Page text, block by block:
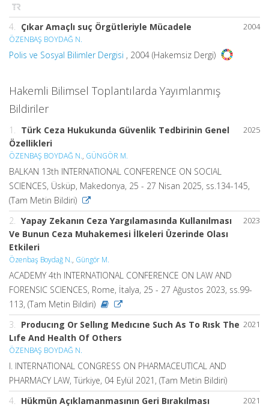
2004
4. Çıkar Amaçlı suç Örgütleriyle Mücadele
ÖZENBAŞ BOYDAĞ N.
Polis ve Sosyal Bilimler Dergisi , 2004 (Hakemsiz Dergi)
Hakemli Bilimsel Toplantılarda Yayımlanmış
Bildiriler
2025
1.
Türk Ceza Hukukunda Güvenlik Tedbirinin Genel
Özellikleri
ÖZENBAŞ BOYDAĞ N., GÜNGÖR M.
BALKAN 13th INTERNATIONAL CONFERENCE ON SOCIAL
SCIENCES, Üsküp, Makedonya, 25 - 27 Nisan 2025, ss.134-145,
(Tam Metin Bildiri)
2023
2.
Yapay Zekanın Ceza Yargılamasında Kullanılması
Ve Bunun Ceza Muhakemesi İlkeleri Üzerinde Olası
Etkileri
Özenbaş Boydağ N., Güngör M.
ACADEMY 4th INTERNATIONAL CONFERENCE ON LAW AND
FORENSIC SCIENCES, Rome, İtalya, 25 - 27 Ağustos 2023, ss.99-
113, (Tam Metin Bildiri)
2021
3.
Producıng Or Sellıng Medıcıne Such As To Rısk The
Lıfe And Health Of Others
ÖZENBAŞ BOYDAĞ N.
I. INTERNATIONAL CONGRESS ON PHARMACEUTICAL AND
PHARMACY LAW, Türkiye, 04 Eylül 2021, (Tam Metin Bildiri)
2021
4.
Hükmün Açıklamanmasının Geri Bırakılması